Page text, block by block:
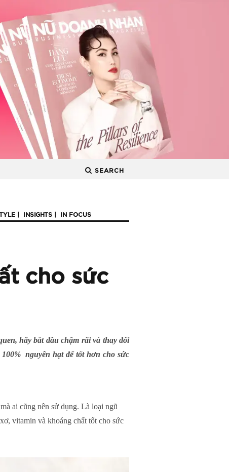
SEARCH
INSIGHTS IN FOCUS
cho sức
hãy bắt đầu chậm rãi và thay đổi
nguyên hạt để tốt hơn cho sức
ai cũng nên sử dụng. Là loại ngũ
vitamin và khoáng chất tốt cho sức